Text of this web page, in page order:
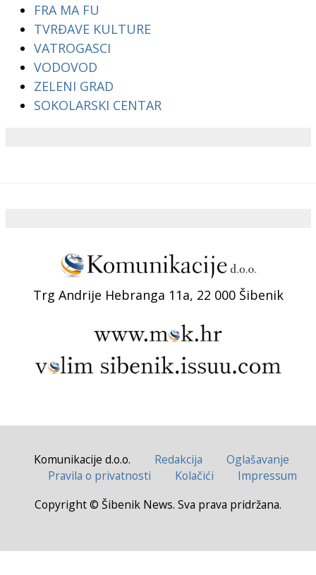
FRA MA FU
TVRĐAVE KULTURE
VATROGASCI
VODOVOD
ZELENI GRAD
SOKOLARSKI CENTAR
Trg Andrije Hebranga 11a, 22 000 Šibenik
Komunikacije d.o.o. Redakcija
Oglašavanje
Pravila o privatnosti
Kolačići
Impressum
Copyright © Šibenik News. Sva prava pridržana.